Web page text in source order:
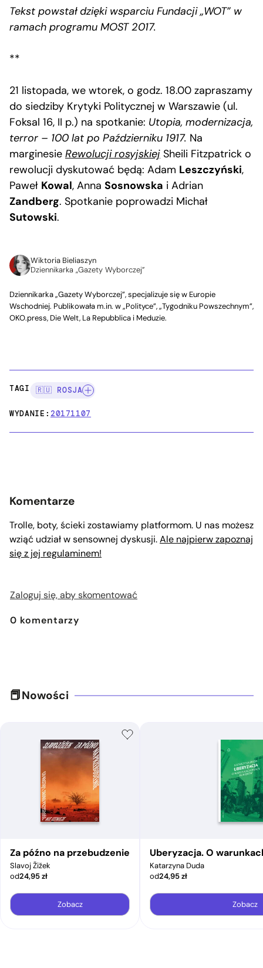
Tekst powstał dzięki wsparciu Fundacji „WOT” w
ramach programu MOST 2017.
**
21 listopada, we wtorek, o godz. 18.00 zapraszamy
do siedziby Krytyki Politycznej w Warszawie (ul.
Foksal 16, II p.) na spotkanie: Utopia, modernizacja,
terror – 100 lat po Październiku 1917. Na
marginesie Rewolucji rosyjskiej Sheili Fitzpatrick o
rewolucji dyskutować będą: Adam Leszczyński,
Paweł Kowal, Anna Sosnowska i Adrian
Zandberg. Spotkanie poprowadzi Michał
Sutowski.
Wiktoria Bieliaszyn
Dziennikarka „Gazety Wyborczej”
Dziennikarka „Gazety Wyborczej”, specjalizuje się w Europie
Wschodniej. Publikowała m.in. w „Polityce”, „Tygodniku Powszechnym”,
OKO.press, Die Welt, La Repubblica i Meduzie.
TAGI: 🇷🇺 ROSJA
WYDANIE:20171107
Komentarze
Trolle, boty, ścieki zostawiamy platformom. U nas możesz
wziąć udział w sensownej dyskusji.Ale najpierw zapoznaj
się z jej regulaminem!
Zaloguj się, aby skomentować
0 komentarzy
Nowości
Za późno na przebudzenie
Slavoj Žižek
od24,95zł
Zobacz
Uberyzacja. O
Katarzyna Duda
od24,95zł
Zobacz